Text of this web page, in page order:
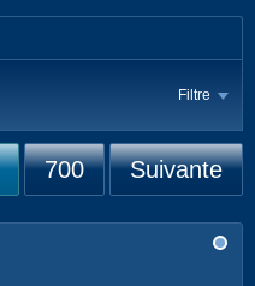
Filtre
700 Suivante